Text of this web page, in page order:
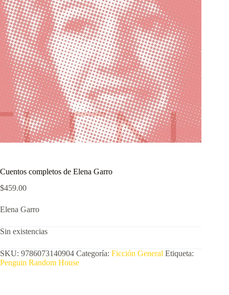
Cuentos completos de Elena Garro
$459.00
Elena Garro
Sin existencias
SKU: 9786073140904 Categoría: Ficción General Etiqueta:
Penguin Random House